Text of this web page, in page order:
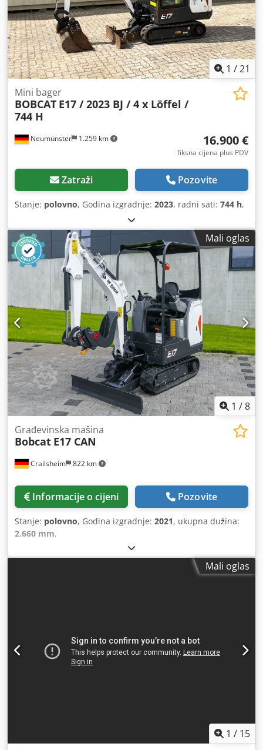
1 /21
Neumünster 1.259 km
Mini bager
BOBCAT E17 / 2023 BJ / 4 x Löffel /
744 H
16.900 €
fiksna cijena plus PDV
Zatraži Pozovite
Stanje: polovno, Godina izgradnje: 2023, radni sati: 744 h,
Mali oglas
1 /8
Crailsheim 822 km
Građevinska mašina
Bobcat E17 CAN
Informacije o cijeni Pozovite
Stanje: polovno, Godina izgradnje: 2021, ukupna dužina:
2.660 mm,
Mali oglas
1 / 15